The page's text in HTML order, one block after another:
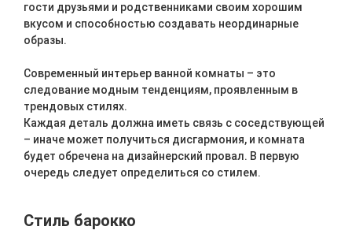
гости друзьями и родственниками своим хорошим
вкусом и способностью создавать неординарные
образы.
Современный интерьер ванной комнаты – это
следование модным тенденциям, проявленным в
трендовых стилях.
Каждая деталь должна иметь связь с соседствующей
– иначе может получиться дисгармония, и комната
будет обречена на дизайнерский провал. В первую
очередь следует определиться со стилем.
Стиль барокко